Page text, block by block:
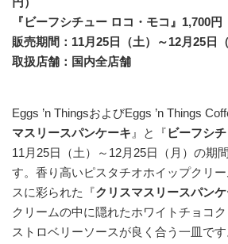
『ビーフシチュー ロコ・モコ』1,700円
販売期間：11月25日（土）～12月25日（
取扱店舗：国内全店舗
Eggs ’n ThingsおよびEggs ’n Things
マスリースパンケーキ 』と『ビーフシ
11月25日（土）～12月25日（月）の期
す。香り高いピスタチオホイップクリ
スに彩られた『クリスマスリースパン
クリームの中に隠れたホワイトチョコ
ストロベリーソースが良く合う一皿で